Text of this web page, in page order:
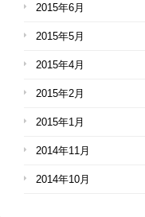
2015年6月
2015年5月
2015年4月
2015年2月
2015年1月
2014年11月
2014年10月